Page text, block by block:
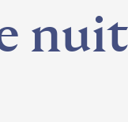
nuit